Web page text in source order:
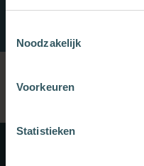
Noodzakelijk
Voorkeuren
Statistieken